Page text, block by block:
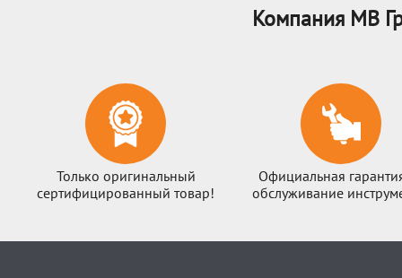
Компания МВ
Только оригинальный
сертифицированный товар!
Официальная
обслуживание